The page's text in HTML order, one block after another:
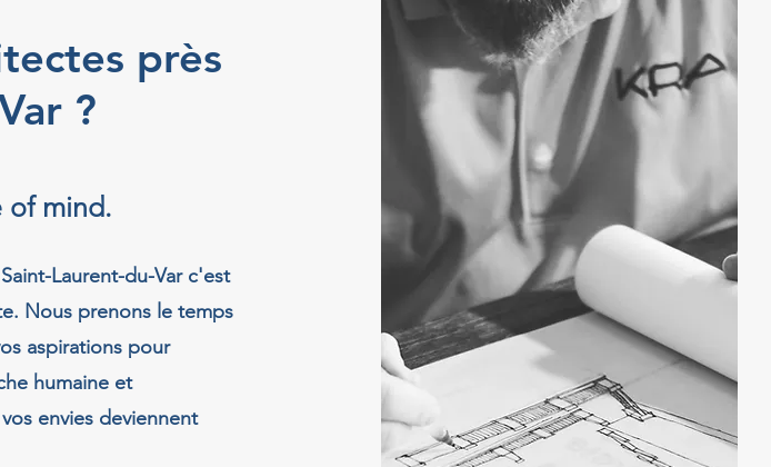
près
?
of mind.
Laurent-du-Var c'est
Nous prenons le temps
aspirations pour
humaine et
envies deviennent